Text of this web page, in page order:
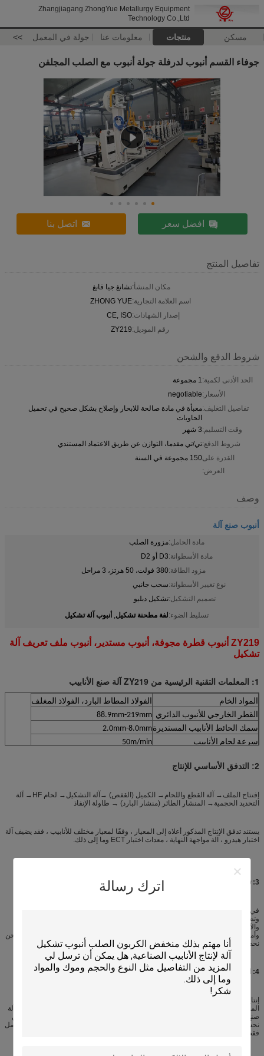
Zhangjiagang ZhongYue Metallurgy Equipment
Technology Co.,Ltd
مسكن منتجات معلومات عنا جولة في المعمل >>
اترك رسالة
جوفاء القسم أنبوب لدرفلة جولة أنبوب مع الصلب المجلفن
افضل سعر اتصل بنا
تفاصيل المنتج
مكان المنشأ:تشانغ جيا قانغ
اسم العلامة التجارية:ZHONG YUE
إصدار الشهادات:CE, ISO
رقم الموديل:ZY219
شروط الدفع والشحن
الحد الأدنى لكمية:1 مجموعة
الأسعار:negotiable
تفاصيل التغليف:معبأة في مادة صالحة للابحار وإصلاح بشكل صحيح في تحميل
الحاويات
وقت التسليم:3 شهر
شروط الدفع:تي/تي مقدما، التوازن عن طريق الاعتماد المستندي
القدرة على
العرض:
150 مجموعة في السنة
وصف
أنبوب صنع آلة
مادة الحامل:مزورة الصلب
مادة الأسطوانة:D3 أو D2
مزود الطاقة:380 فولت، 50 هرتز، 3 مراحل
نوع تغيير الأسطوانة:سحب جانبي
تصميم التشكيل:تشكيل دبليو
تسليط الضوء:لفة مطحنة تشكيل, أنبوب آلة تشكيل
ZY219 أنبوب قطرة مجوفة، أنبوب مستدير، أنبوب ملف تعريف آلة
تشكيل
1: المعلمات التقنية الرئيسية من ZY219 آلة صنع الأنابيب
المواد الخام
الفولاذ المطاط البارد، الفولاذ المغلف
القطر الخارجي للأنبوب الدائري 88.9mm-219mm
سمك الحائط الأنابيب المستديرة2.0mm-8.0mm
سرعة لحام الأنابيب
50m/min
2: التدفق الأساسي للإنتاج
إفتتاح الملف→ آلة القطع واللحام→ الكميل (القفص) →آلة التشكيل→ لحام HF→ آلة
التحديد الحجمية→ المنشار الطائر (منشار البارد) → طاولة الإنفاذ
يستند تدفق الإنتاج المذكور أعلاه إلى المعيار ، وفقًا لمعيار مختلف للأنابيب ، فقد يضيف آلة
اختبار هيدرو ، آلة مواجهة النهاية ، معدات اختبار ECT وما إلى ذلك.
3: توزيع السوق
في البداية، نحن تصنيع وبيع آلات صنع أنابيب الصلب في السوق المحلية فقط، خلال فتح
وأمريكا الشمالية وأمريكا الجنوبية وأوروبا,الشرق الأوسط وجنوب شرق آسيا وأفريقيا نحن
نحصل على سمعة جيدة في السوق العالمية
4: الميزة التقنية
إنتاج الأنابيب هو صناعة تحتاج إلى آلة مؤهلة وتكنولوجيا من ذوي الخبرة يربط معا لإنتاج
المنتجات، وهذا يعني أن الآلة والخبرة هي مهمة على حد سواء،شركتنا هي فقط صناعة آلة
صنع أنابيب الصلب الذين يستخدمون الآلة الذاتية لإنتاج أنابيب الصلب بكميات كبيرة، نحن
نحسن آلة لدينا مع تشغيلها للحصول على التكنولوجيا من ذوي الخبرة. اختارنا، أنت لا تحصل
فقط على الجهاز منا، أنت أيضا الحصول على التكنولوجيا من ذوي الخبرة منا.